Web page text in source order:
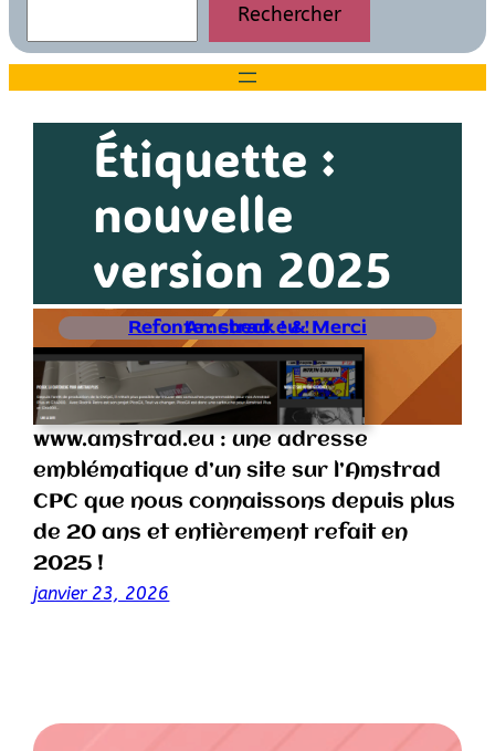
Rechercher
Étiquette :
nouvelle
version 2025
Refonte : check ! & Merci Amstrad.eu !
www.amstrad.eu : une adresse
emblématique d’un site sur l’Amstrad
CPC que nous connaissons depuis plus
de 20 ans et entièrement refait en
2025 !
janvier 23, 2026